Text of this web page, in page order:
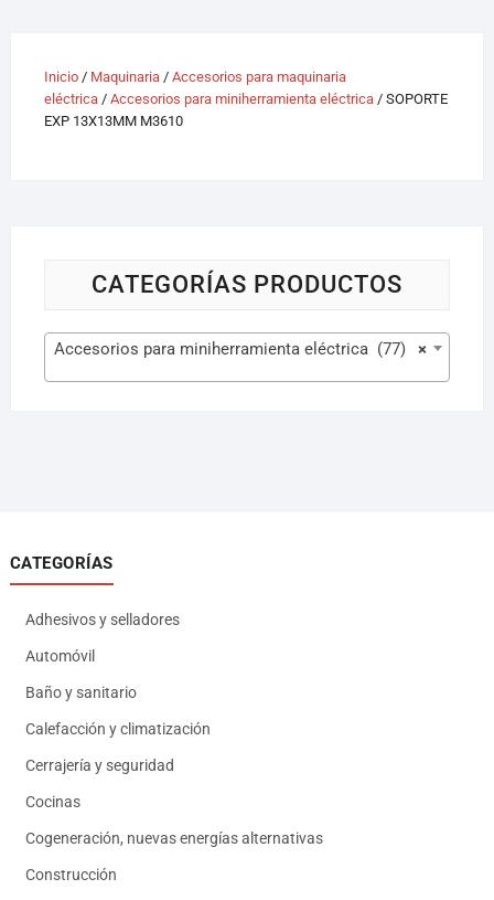
Inicio/ Maquinaria/ Accesorios para maquinaria
eléctrica/ Accesorios para miniherramienta eléctrica/ SOPORTE
EXP 13X13MM M3610
CATEGORÍAS PRODUCTOS
×
Accesorios para miniherramienta eléctrica (77)
CATEGORÍAS
Adhesivos y selladores
Automóvil
Baño y sanitario
Calefacción y climatización
Cerrajería y seguridad
Cocinas
Cogeneración, nuevas energías alternativas
Construcción